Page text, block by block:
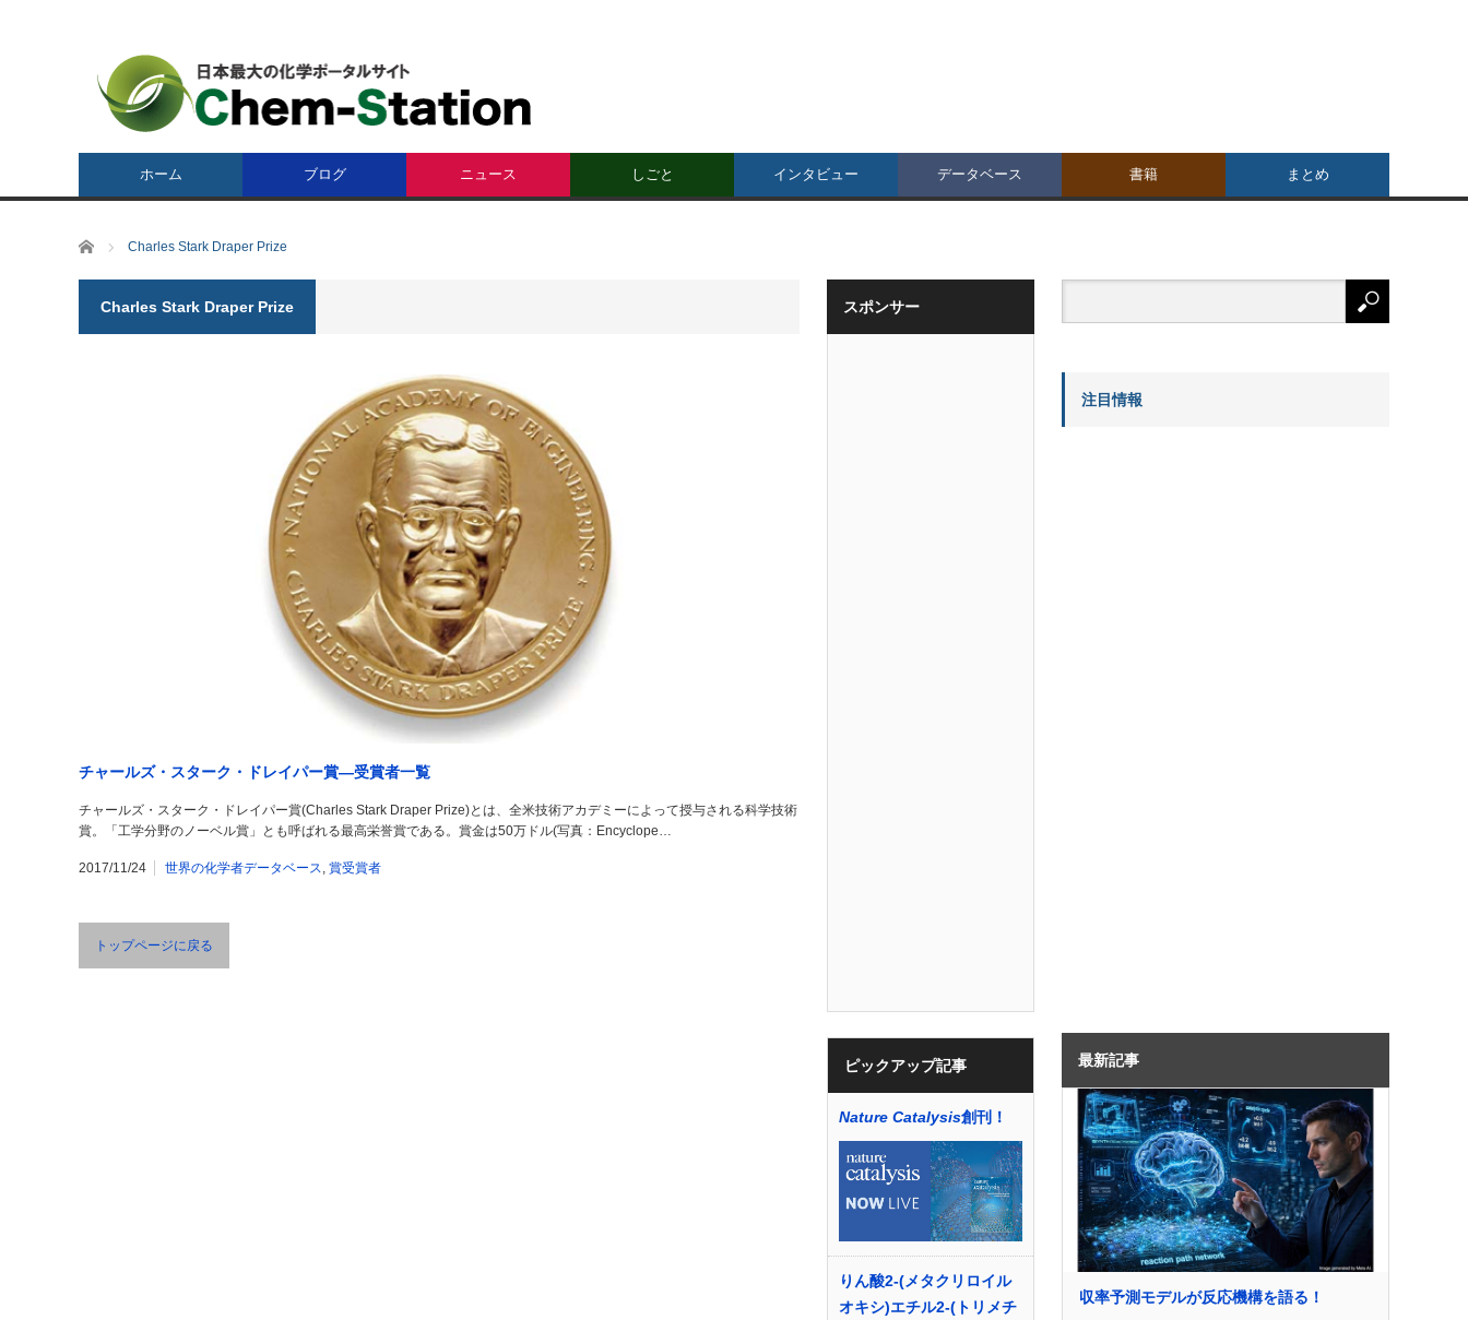
ホーム ブログ ニュース しごと インタビュー データベース 書籍 まとめ
ホーム Charles Stark Draper Prize
Charles Stark Draper Prize
チャールズ・スターク・ドレイパー賞―受賞者一覧
チャールズ・スターク・ドレイパー賞(Charles Stark Draper Prize)とは、全米技術アカデミーによって授与される科学技術
賞。「工学分野のノーベル賞」とも呼ばれる最高栄誉賞である。賞金は50万ドル(写真：Encyclope…
2017/11/24 世界の化学者データベース, 賞受賞者
トップページに戻る
スポンサー
ピックアップ記事
Nature Catalysis創刊！
りん酸2-(メタクリロイル
オキシ)エチル2-(トリメチ
注目情報
最新記事
収率予測モデルが反応機構を語る！